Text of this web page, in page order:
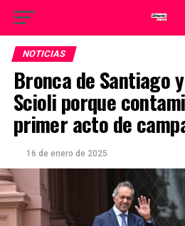
NOTICIAS
Bronca de Santiago
Scioli porque
primer acto de
16 de enero de 2025